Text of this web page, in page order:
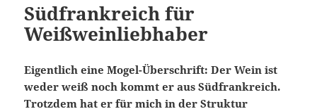
Südfrankreich für
Weißweinliebhaber
Eigentlich eine Mogel-Überschrift: Der Wein ist
weder weiß noch kommt er aus Südfrankreich.
Trotzdem hat er für mich in der Struktur